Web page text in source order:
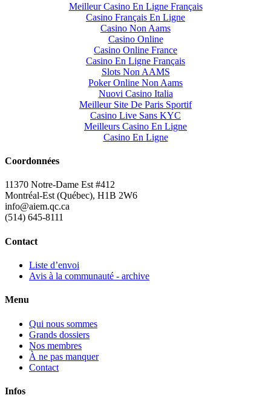
Meilleur Casino En Ligne Français
Casino Français En Ligne
Casino Non Aams
Casino Online
Casino Online France
Casino En Ligne Français
Slots Non AAMS
Poker Online Non Aams
Nuovi Casino Italia
Meilleur Site De Paris Sportif
Casino Live Sans KYC
Meilleurs Casino En Ligne
Casino En Ligne
Coordonnées
11370 Notre-Dame Est #412
Montréal-Est (Québec), H1B 2W6
info@aiem.qc.ca
(514) 645-8111
Contact
Liste d’envoi
Avis à la communauté - archive
Menu
Qui nous sommes
Grands dossiers
Nos membres
À ne pas manquer
Contact
Infos